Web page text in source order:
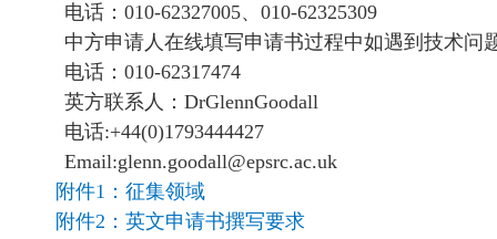
电话： 010-62327005、 010-62325309
中方申请人在线填写申请书过程中如遇到技术问
电话： 010-62317474
英方联系人： DrGlennGoodall
电话:+44(0)1793444427
Email:glenn.goodall@epsrc.ac.uk
附件1 ：征集领域
附件2 ：英文申请书撰写要求